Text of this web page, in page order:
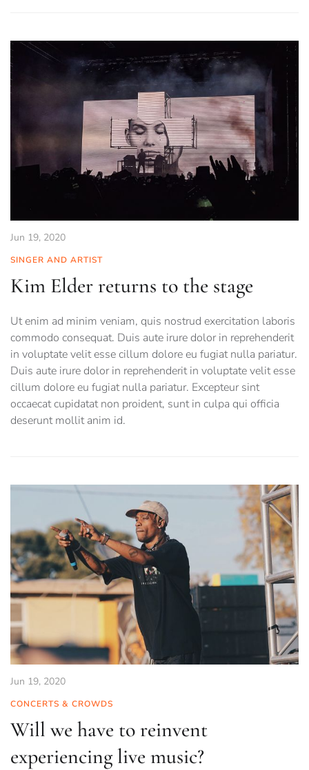
Jun 19, 2020
SINGER AND ARTIST
Kim Elder returns to the stage
Ut enim ad minim veniam, quis nostrud exercitation laboris
commodo consequat. Duis aute irure dolor in reprehenderit
in voluptate velit esse cillum dolore eu fugiat nulla pariatur.
Duis aute irure dolor in reprehenderit in voluptate velit esse
cillum dolore eu fugiat nulla pariatur. Excepteur sint
occaecat cupidatat non proident, sunt in culpa qui officia
deserunt mollit anim id.
Jun 19, 2020
CONCERTS & CROWDS
Will we have to reinvent
experiencing live music?